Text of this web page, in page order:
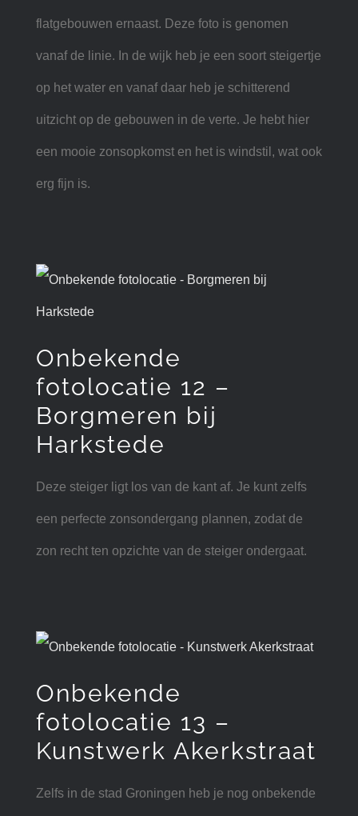
flatgebouwen ernaast. Deze foto is genomen
vanaf de linie. In de wijk heb je een soort steigertje
op het water en vanaf daar heb je schitterend
uitzicht op de gebouwen in de verte. Je hebt hier
een mooie zonsopkomst en het is windstil, wat ook
erg fijn is.
Onbekende
fotolocatie 12 –
Borgmeren bij
Harkstede
Deze steiger ligt los van de kant af. Je kunt zelfs
een perfecte zonsondergang plannen, zodat de
zon recht ten opzichte van de steiger ondergaat.
Onbekende
fotolocatie 13 –
Kunstwerk Akerkstraat
Zelfs in de stad Groningen heb je nog onbekende